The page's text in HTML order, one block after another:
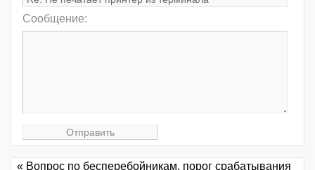
Сообщение:
« Вопрос по бесперебойникам, порог срабатывания